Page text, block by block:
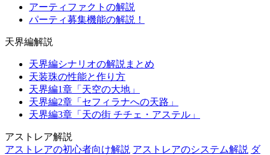
アーティファクトの解説
パーティ募集機能の解説！
天界編解説
天界編シナリオの解説まとめ
天装珠の性能と作り方
天界編1章「天空の大地」
天界編2章「セフィラナへの天路」
天界編3章「天の街 チチェ・アステル」
アストレア解説
アストレアの初心者向け解説 アストレアのシステム解説 ダ